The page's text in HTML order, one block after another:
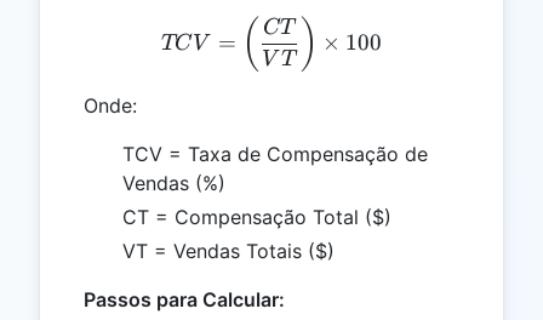
TCV =
TCV = ( V T
CT ) × 100
Onde:
TCV = Taxa de Compensação de
Vendas (%)
CT = Compensação Total ($)
VT = Vendas Totais ($)
Passos para Calcular: